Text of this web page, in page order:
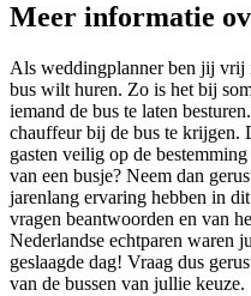
Meer informatie
Als weddingplanner ben jij vrij
bus wilt huren. Zo is het bij
iemand de bus te laten
chauffeur bij de bus te krijgen.
gasten veilig op de
van een busje? Neem dan
jarenlang ervaring hebben in
vragen beantwoorden en van
Nederlandse echtparen waren
geslaagde dag! Vraag dus
van de bussen van jullie keuze.